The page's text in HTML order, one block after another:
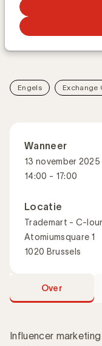
binnen merk- en
analyseren we de
Engels Exchange
Wanneer
13 november 2025
14:00 - 17:00
Locatie
Trademart - C-
Atomiumsquare 1
1020 Brussels
Over
Influencer